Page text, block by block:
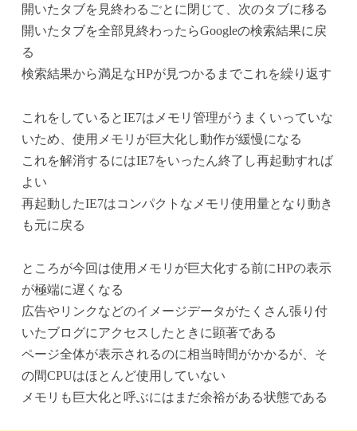
開いたタブを見終わるごとに閉じて、次のタブに移る
開いたタブを全部見終わったらGoogleの検索結果に戻
る
検索結果から満足なHPが見つかるまでこれを繰り返す
これをしているとIE7はメモリ管理がうまくいっていな
いため、使用メモリが巨大化し動作が緩慢になる
これを解消するにはIE7をいったん終了し再起動すれば
よい
再起動したIE7はコンパクトなメモリ使用量となり動き
も元に戻る
ところが今回は使用メモリが巨大化する前にHPの表示
が極端に遅くなる
広告やリンクなどのイメージデータがたくさん張り付
いたブログにアクセスしたときに顕著である
ページ全体が表示されるのに相当時間がかかるが、そ
の間CPUはほとんど使用していない
メモリも巨大化と呼ぶにはまだ余裕がある状態である